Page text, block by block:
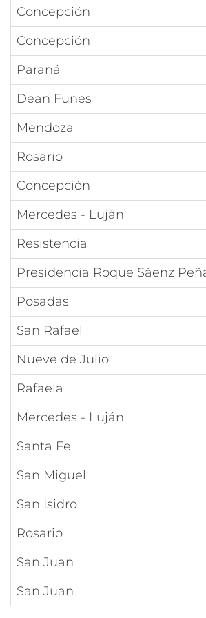
Concepción
Concepción
Paraná
Dean Funes
Mendoza
Rosario
Concepción
Mercedes - Luján
Resistencia
Presidencia Roque Sáenz
Posadas
San Rafael
Nueve de Julio
Rafaela
Mercedes - Luján
Santa Fe
San Miguel
San Isidro
Rosario
San Juan
San Juan